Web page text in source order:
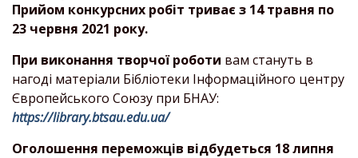
Прийом конкурсних робіт триває з 14 травня по
23 червня 2021 року.
При виконання творчої роботи вам стануть в
нагоді матеріали Бібліотеки Інформаційного центру
Європейського Союзу при БНАУ:
https://library.btsau.edu.ua/
Оголошення переможців відбудеться 18 липня